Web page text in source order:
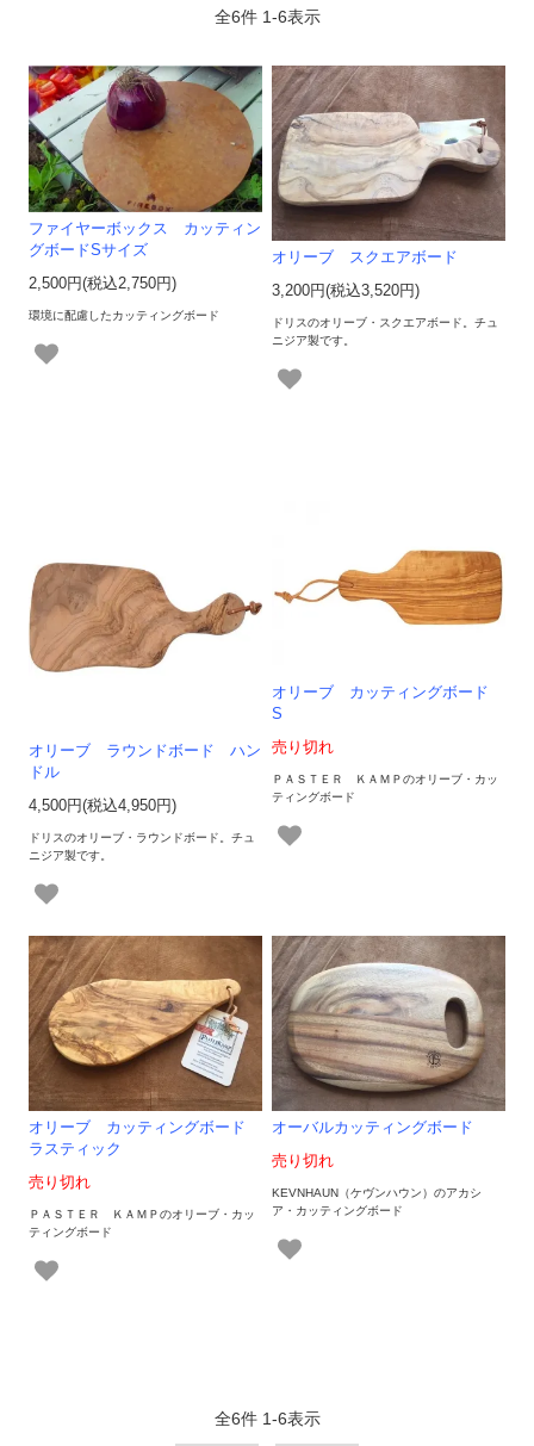
全6件 1-6表示
ファイヤーボックス カッティン
グボードSサイズ
2,500円(税込2,750円)
環境に配慮したカッティングボード
オリーブ スクエアボード
3,200円(税込3,520円)
ドリスのオリーブ・スクエアボード。チュ
ニジア製です。
オリーブ ラウンドボード ハン
ドル
4,500円(税込4,950円)
ドリスのオリーブ・ラウンドボード。チュ
ニジア製です。
オリーブ カッティングボード
S
売り切れ
ＰＡＳＴＥＲ ＫＡＭＰのオリーブ・カッ
ティングボード
オリーブ カッティングボード
ラスティック
売り切れ
ＰＡＳＴＥＲ ＫＡＭＰのオリーブ・カッ
ティングボード
オーバルカッティングボード
売り切れ
KEVNHAUN（ケヴンハウン）のアカシ
ア・カッティングボード
全6件 1-6表示